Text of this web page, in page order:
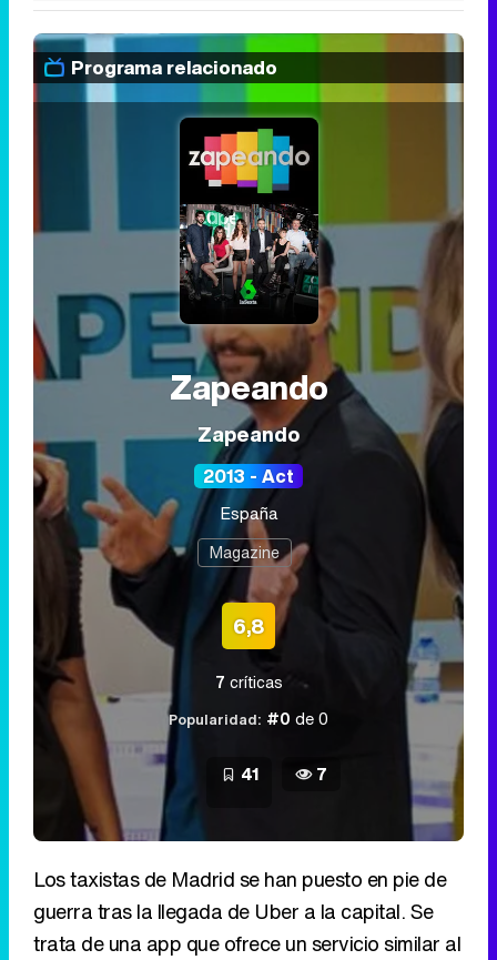
Programa relacionado
Zapeando
Zapeando
2013 - Act
España
Magazine
6,8
7 críticas
Popularidad: #0 de 0
41 7
Los taxistas de Madrid se han puesto en pie de
guerra tras la llegada de Uber a la capital. Se
trata de una app que ofrece un servicio similar al